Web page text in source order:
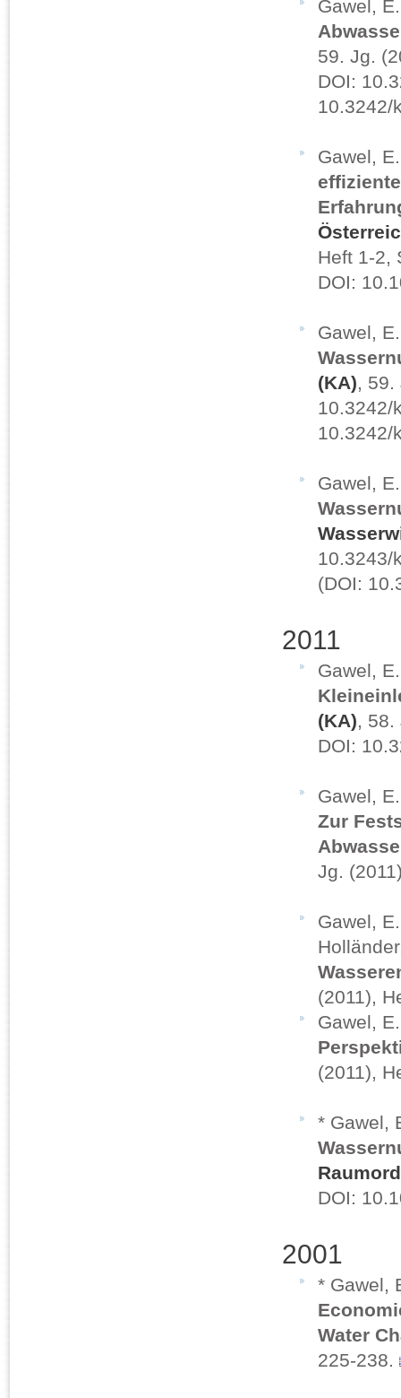
Gawel,
59. Jg.
DOI:
10.3242/
Gawel,
Heft 1-2,
DOI:
Gawel,
(KA), 59.
10.3242/
10.3242/
Gawel,
10.3243/
(DOI:
2011
Gawel,
(KA), 58.
DOI:
Gawel,
Zur
Jg.
Gawel,
(2011),
Gawel,
(2011),
* Gawel,
DOI:
2001
* Gawel,
Water
225-238.